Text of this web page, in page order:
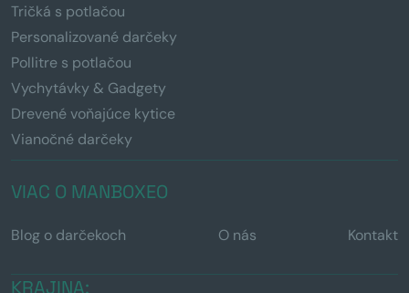
Tričká s potlačou
Personalizované darčeky
Pollitre s potlačou
Vychytávky & Gadgety
Drevené voňajúce kytice
Vianočné darčeky
VIAC O MANBOXEO
Blog o darčekoch O nás Kontakt
KRAJINA: